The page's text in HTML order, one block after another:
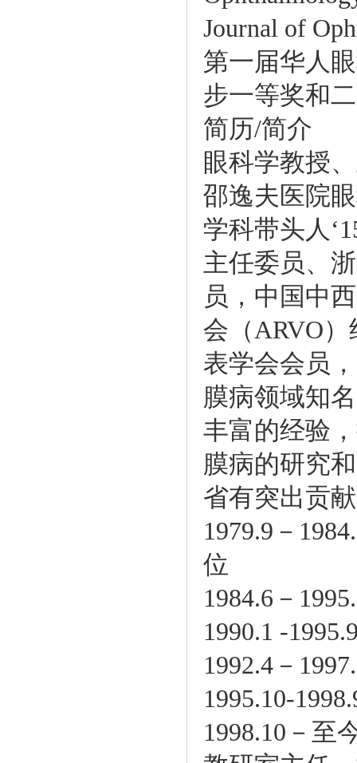
Journal of
第一届华人
步一等奖和
简历/简介
眼科学教授
邵逸夫医院
学科带头人
主任委员、
员，中国中
会（ARVO
表学会会员
膜病领域知
丰富的经验
膜病的研究
省有突出贡
1979.9－
位
1984.6－
1990.1 -
1992.4－
1995.10-
1998.10－至